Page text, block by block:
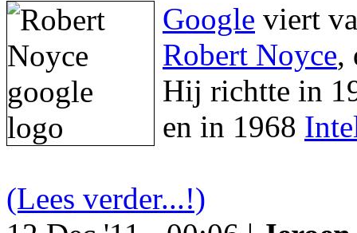
Google viert
Robert Noyce,
Hij richtte in
en in 1968
(Lees verder...!)